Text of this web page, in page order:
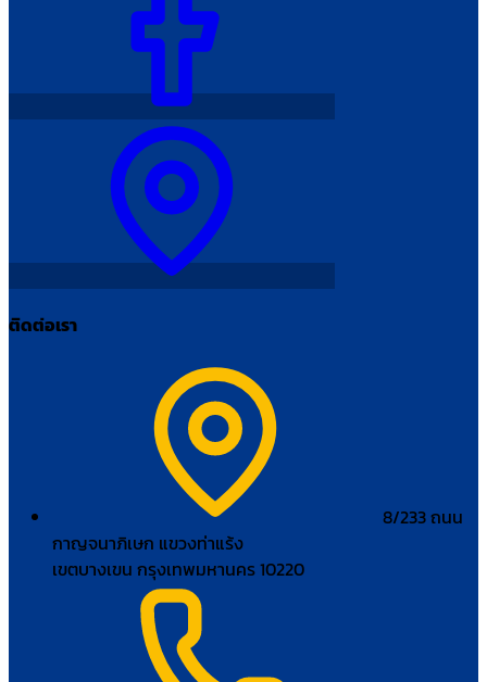
ติดต่อเรา
8/233 ถนน
กาญจนาภิเษก แขวงท่าแร้ง
เขตบางเขน กรุงเทพมหานคร 10220